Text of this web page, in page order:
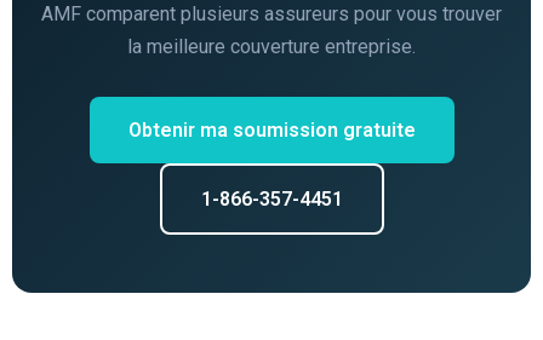
AMF comparent plusieurs assureurs pour vous trouver
la meilleure couverture entreprise.
Obtenir ma soumission gratuite
1-866-357-4451